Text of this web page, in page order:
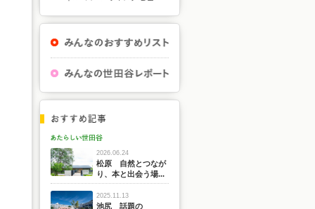
2026.06.24
松原 自然とつなが
り、本と出会う場...
2025.11.13
池尻 話題の